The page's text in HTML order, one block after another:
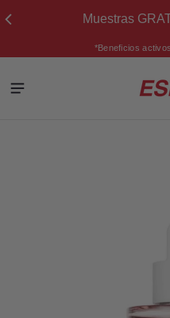
Muestras
*Beneficios